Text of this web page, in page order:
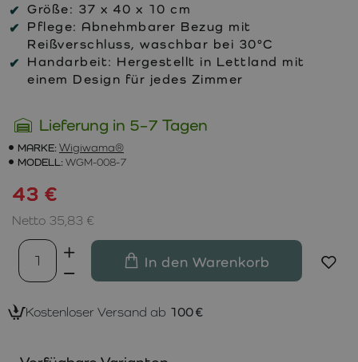
Größe: 37 x 40 x 10 cm
Pflege: Abnehmbarer Bezug mit
Reißverschluss, waschbar bei 30°C
Handarbeit: Hergestellt in Lettland mit
einem Design für jedes Zimmer
Lieferung in 5–7 Tagen
MARKE: Wigiwama®
MODELL: WGM-008-7
43 €
Netto 35,83 €
In den Warenkorb
Kostenloser Versand ab 100 €